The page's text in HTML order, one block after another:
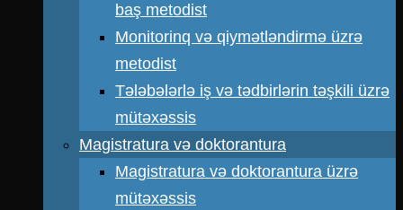
baş metodist
Monitorinq və qiymətləndirmə üzrə
metodist
Tələbələrlə iş və tədbirlərin təşkili üzrə
mütəxəssis
Magistratura və doktorantura
Magistratura və doktorantura üzrə
mütəxəssis